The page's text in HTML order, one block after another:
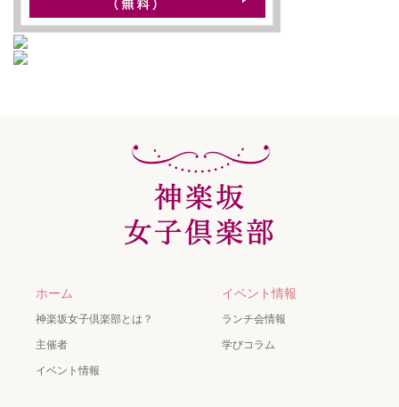
ホーム
神楽坂女子倶楽部とは？
主催者
イベント情報
イベント情報
ランチ会情報
学びコラム